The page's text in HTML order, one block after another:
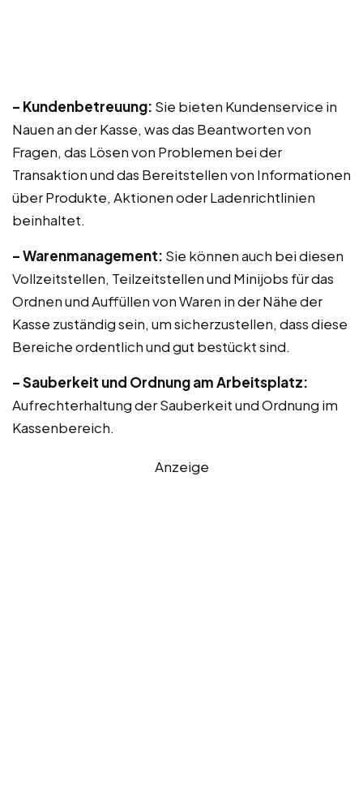
– Kundenbetreuung: Sie bieten Kundenservice in
Nauen an der Kasse, was das Beantworten von
Fragen, das Lösen von Problemen bei der
Transaktion und das Bereitstellen von Informationen
über Produkte, Aktionen oder Ladenrichtlinien
beinhaltet.
– Warenmanagement: Sie können auch bei diesen
Vollzeitstellen, Teilzeitstellen und Minijobs für das
Ordnen und Auffüllen von Waren in der Nähe der
Kasse zuständig sein, um sicherzustellen, dass diese
Bereiche ordentlich und gut bestückt sind.
– Sauberkeit und Ordnung am Arbeitsplatz:
Aufrechterhaltung der Sauberkeit und Ordnung im
Kassenbereich.
Anzeige